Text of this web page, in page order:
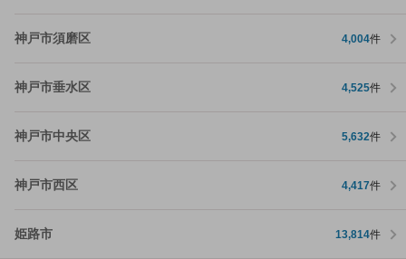
神戸市須磨区 4,004件
神戸市垂水区 4,525件
神戸市中央区 5,632件
神戸市西区 4,417件
姫路市 13,814件